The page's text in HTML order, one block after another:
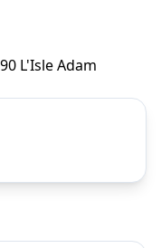
L'Isle Adam